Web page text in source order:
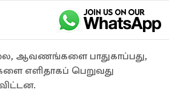
ஆவணங்களை பாதுகாப்பது,
எளிதாகப் பெறுவது